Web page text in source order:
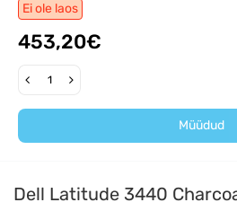
Ei ole laos
453,20€
Müüdud
Dell Latitude 3440